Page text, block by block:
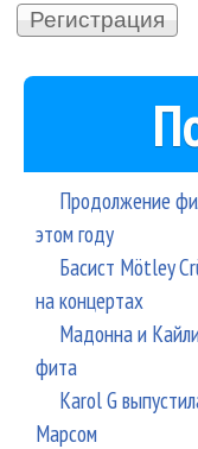
Продолжение
этом году
Басист Mötley
на концертах
Мадонна и
фита
Karol G
Марсом